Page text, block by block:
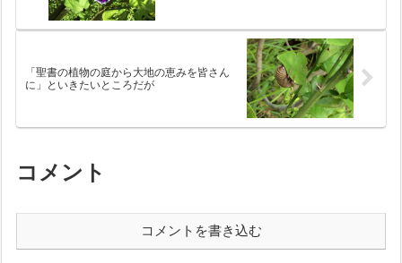
「聖書の植物の庭から大地の恵みを皆さん
に」といきたいところだが
コメント
コメントを書き込む